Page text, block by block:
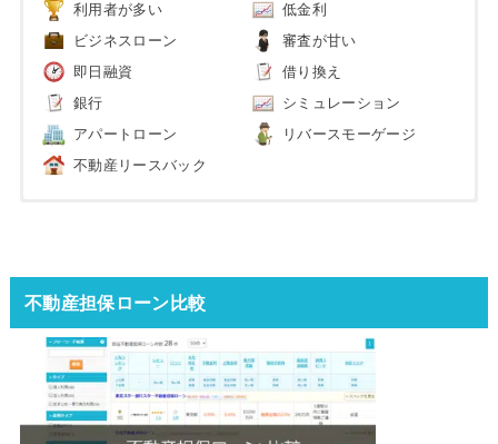
利用者が多い 低金利
ビジネスローン 審査が甘い
即日融資 借り換え
銀行 シミュレーション
アパートローン リバースモーゲージ
不動産リースバック
不動産担保ローン比較